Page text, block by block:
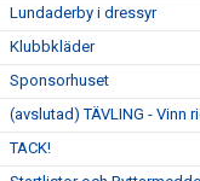
Lundaderby i dressyr
Klubbkläder
Sponsorhuset
(avslutad) TÄVLING - Vinn
TACK!